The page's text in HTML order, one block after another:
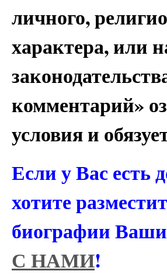
личного,
характера, или
комментарий»
условия и
Если у Вас есть
хотите
биографии
С НАМИ!